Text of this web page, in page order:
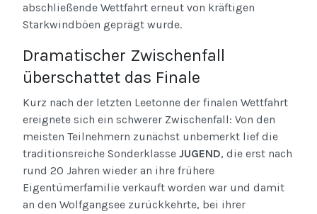
abschließende Wettfahrt erneut von kräftigen
Starkwindböen geprägt wurde.
Dramatischer Zwischenfall
überschattet das Finale
Kurz nach der letzten Leetonne der finalen Wettfahrt
ereignete sich ein schwerer Zwischenfall: Von den
meisten Teilnehmern zunächst unbemerkt lief die
traditionsreiche Sonderklasse JUGEND, die erst nach
rund 20 Jahren wieder an ihre frühere
Eigentümerfamilie verkauft worden war und damit
an den Wolfgangsee zurückkehrte, bei ihrer